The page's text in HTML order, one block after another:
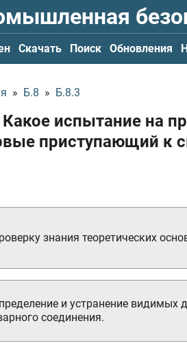
Скачать Поиск Обновления
» Б.8 » Б.8.3
Какое испытание на
приступающий к
знания теоретических
и устранение видимых
соединения.